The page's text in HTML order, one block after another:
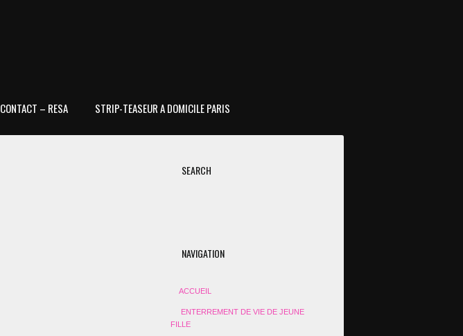
CONTACT – RESA STRIP-TEASEUR A DOMICILE PARIS
SEARCH
NAVIGATION
ACCUEIL
ENTERREMENT DE VIE DE JEUNE
FILLE